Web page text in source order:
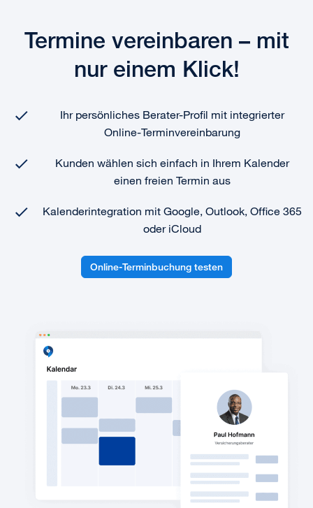
Termine vereinbaren – mit
nur einem Klick!
Ihr persönliches Berater-Profil mit integrierter
Online-Terminvereinbarung
Kunden wählen sich einfach in Ihrem Kalender
einen freien Termin aus
Kalenderintegration mit Google, Outlook, Office 365
oder iCloud
Online-Terminbuchung testen